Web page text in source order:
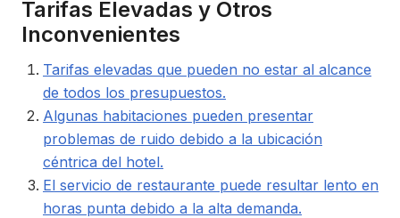
Tarifas Elevadas y Otros
Inconvenientes
Tarifas elevadas que pueden no estar al alcance
de todos los presupuestos.
Algunas habitaciones pueden presentar
problemas de ruido debido a la ubicación
céntrica del hotel.
El servicio de restaurante puede resultar lento en
horas punta debido a la alta demanda.